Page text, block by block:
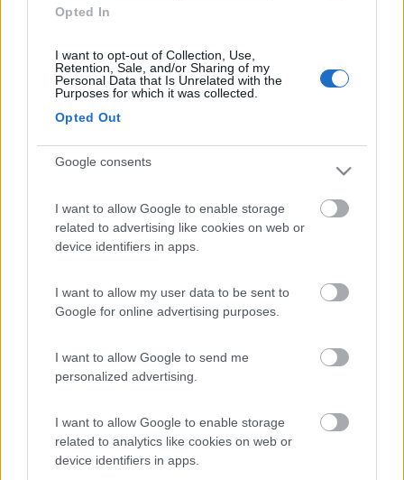
Opted In
I want to opt-out of Collection, Use,
Retention, Sale, and/or Sharing of my
Personal Data that Is Unrelated with the
Purposes for which it was collected.
Opted Out
Google consents
I want to allow Google to enable storage
related to advertising like cookies on web or
device identifiers in apps.
I want to allow my user data to be sent to
Google for online advertising purposes.
I want to allow Google to send me
personalized advertising.
I want to allow Google to enable storage
related to analytics like cookies on web or
device identifiers in apps.
cinquantuno
Inserito il25/02/2021 alle:16:12:26
In risposta al messaggio dimemorandumdel24/02/2021 alle22:41:36
non GIANCA
quel difetto, se per caso hai fatto dei lavori ed ora non va più,
Come puoi pretendere che gli utenti di COL ti possano aiutare ?
2094
FORSE però...
ledzep
3722